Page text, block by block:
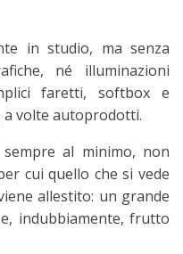
in studio, ma senza
né illuminazioni
faretti, softbox e
a volte autoprodotti.
al minimo, non
cui quello che si vede
allestito: un grande
indubbiamente, frutto